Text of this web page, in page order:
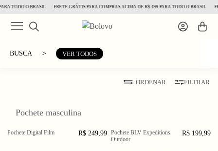
TODO O BRASIL FRETE GRÁTIS PARA COMPRAS ACIMA DE R$ 499 PARA TODO O BRASIL
BUSCA > VER TODOS
ORDENAR FILTRAR
Pochete masculina
Pochete Digital Film R$ 249,99 Pochete BLV Expeditions
Outdoor
R$ 199,99